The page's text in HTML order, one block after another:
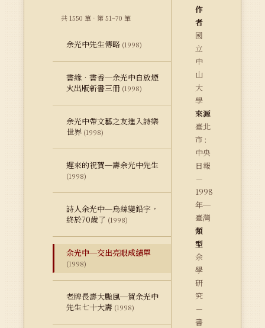
共 1550 筆 · 第 51–70 筆
余光中先生傳略 (1998)
書緣‧書香─余光中自放煙
火出版新書三冊 (1998)
余光中帶文藝之友進入詩樂
世界 (1998)
遲來的祝賀─壽余光中先生
(1998)
詩人余光中─烏絲變鉛字，
終於70歲了 (1998)
余光中─交出亮眼成績單
(1998)
老牌長壽大颱風─賀余光中
先生七十大壽 (1998)
作
者
國
立
中
山
大
學
來源
臺北
市 :
中央
日報
－
1998
年─
臺灣
類
型
余
學
研
究
－
書